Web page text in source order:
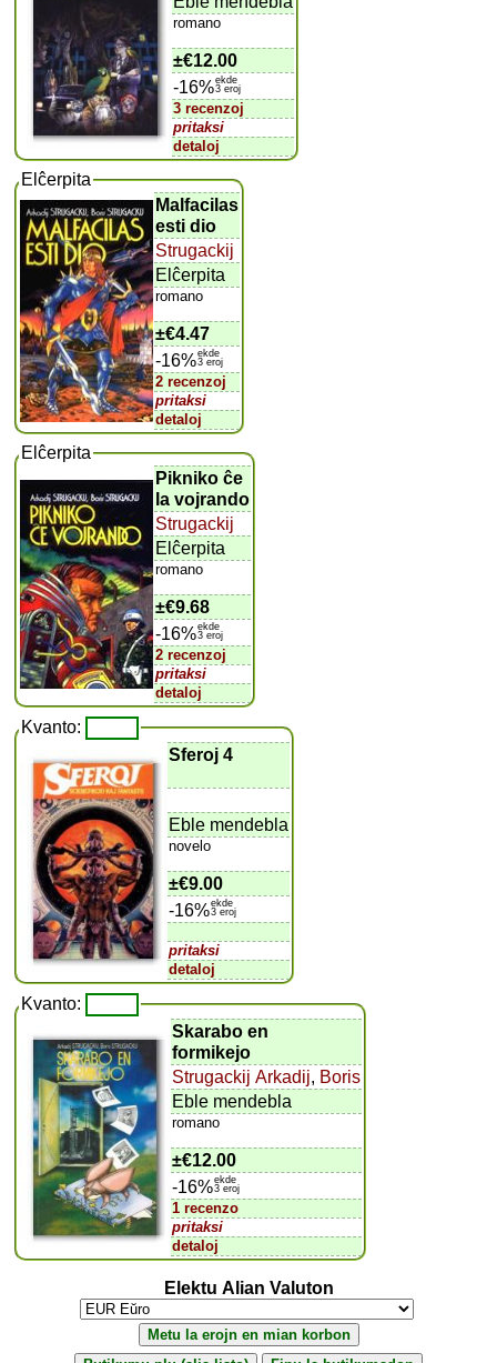
romano
±€12.00
-16%ekde
3 eroj
3 recenzoj
pritaksi
detaloj
Elĉerpita
Malfacilas
esti dio
Strugackij
Elĉerpita
romano
±€4.47
-16%ekde
3 eroj
2 recenzoj
pritaksi
detaloj
Elĉerpita
Pikniko ĉe
la vojrando
Strugackij
Elĉerpita
romano
±€9.68
-16%ekde
3 eroj
2 recenzoj
pritaksi
detaloj
Kvanto:
Sferoj 4
Eble mendebla
novelo
±€9.00
-16%ekde
3 eroj
pritaksi
detaloj
Kvanto:
Skarabo en
formikejo
Strugackij Arkadij, Boris
Eble mendebla
romano
±€12.00
-16%ekde
3 eroj
1 recenzo
pritaksi
detaloj
Elektu Alian Valuton